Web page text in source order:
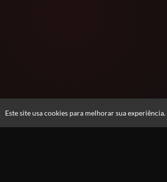
Este site usa cookies para melhorar sua experiência.